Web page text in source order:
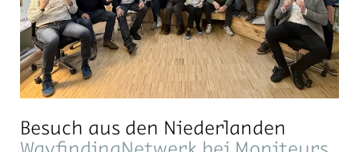
Besuch aus den Niederlanden